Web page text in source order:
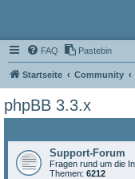
FAQ Pastebin
Startseite Community
phpBB 3.3.x
Support-Forum
Fragen rund um die
Themen: 6212